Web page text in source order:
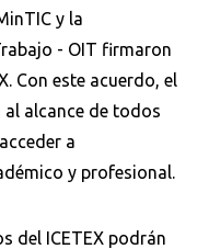
y la
- OIT firmaron
Con este acuerdo, el
al alcance de todos
a
y profesional.
del ICETEX podrán